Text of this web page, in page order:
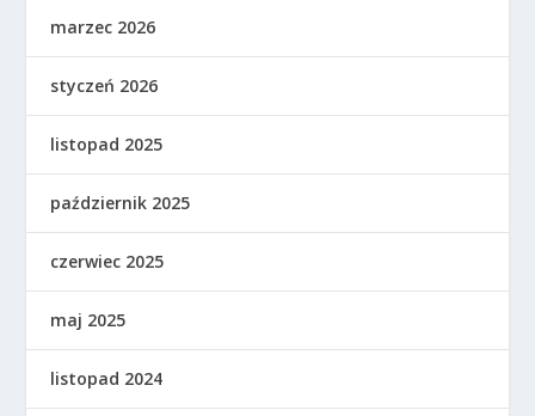
marzec 2026
styczeń 2026
listopad 2025
październik 2025
czerwiec 2025
maj 2025
listopad 2024